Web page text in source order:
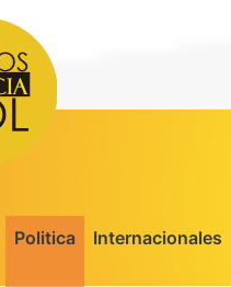
Politica Internacionales